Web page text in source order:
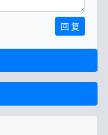
回 复